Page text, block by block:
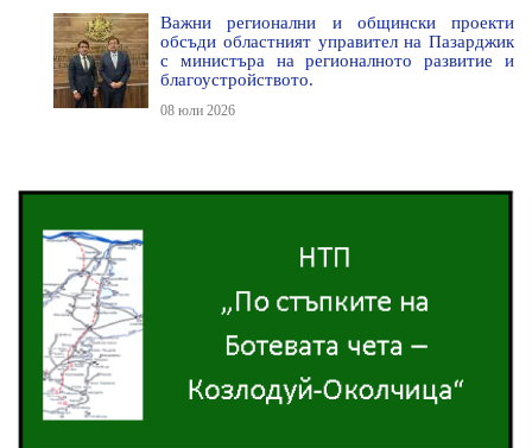
Важни регионални и общински проекти
обсъди областният управител на Пазарджик
с министъра на регионалното развитие и
благоустройството.
08 юли 2026